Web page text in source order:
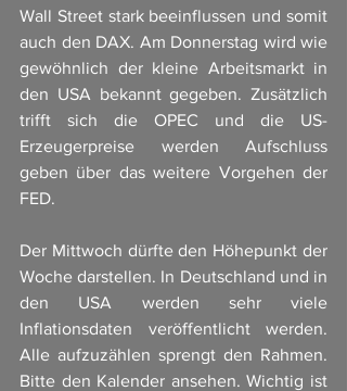
Wall Street stark beeinflussen und somit
auch den DAX. Am Donnerstag wird wie
gewöhnlich der kleine Arbeitsmarkt in
den USA bekannt gegeben. Zusätzlich
trifft sich die OPEC und die US-
Erzeugerpreise werden Aufschluss
geben über das weitere Vorgehen der
FED.
Der Mittwoch dürfte den Höhepunkt der
Woche darstellen. In Deutschland und in
den USA werden sehr viele
Inflationsdaten veröffentlicht werden.
Alle aufzuzählen sprengt den Rahmen.
Bitte den Kalender ansehen. Wichtig ist